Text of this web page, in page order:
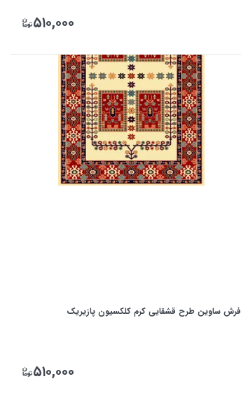
۵۱۰,۰۰۰
فرش ساوین طرح قشقایی کرم کلکسیون پازیریک
۵۱۰,۰۰۰